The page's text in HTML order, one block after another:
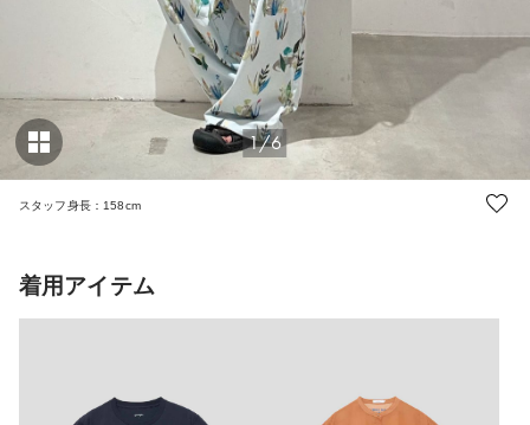
1/6
スタッフ身長：158cm
着用アイテム